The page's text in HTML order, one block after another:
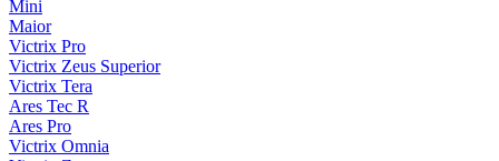
Mini
Maior
Victrix Pro
Victrix Zeus Superior
Victrix Tera
Ares Tec R
Ares Pro
Victrix Omnia